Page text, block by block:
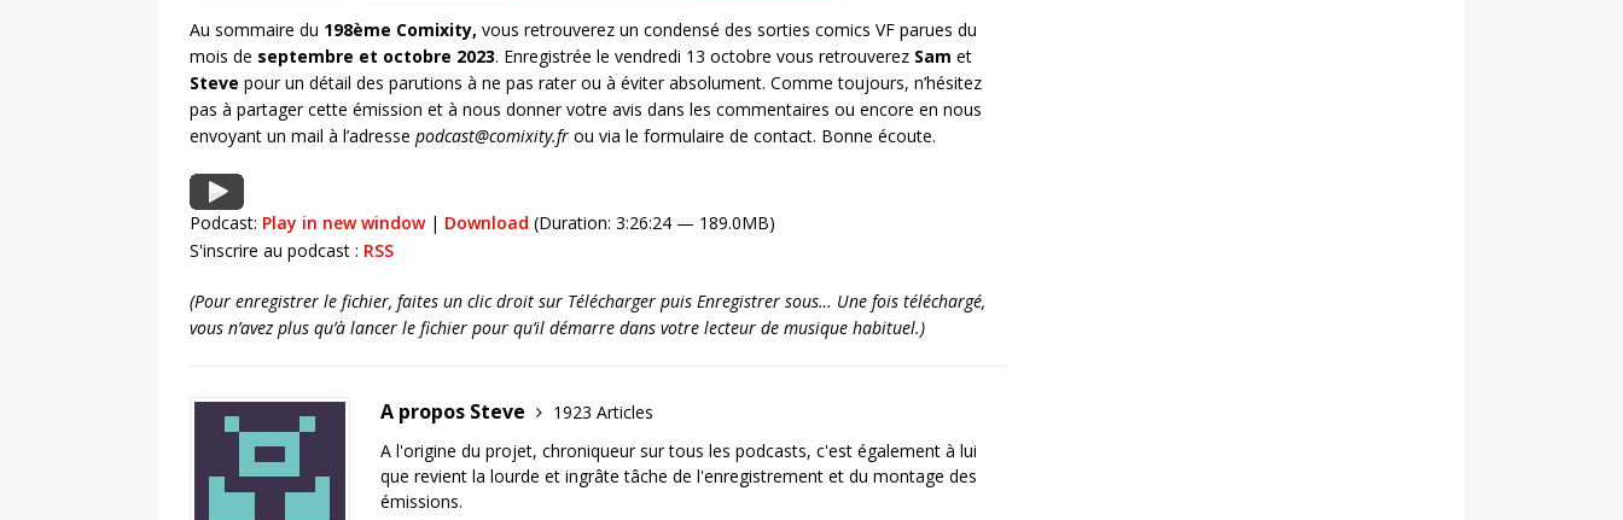
Au sommaire du 198ème Comixity, vous retrouverez un condensé des sorties comics VF parues du
mois de septembre et octobre 2023. Enregistrée le vendredi 13 octobre vous retrouverez Sam et
Steve pour un détail des parutions à ne pas rater ou à éviter absolument. Comme toujours, n’hésitez
pas à partager cette émission et à nous donner votre avis dans les commentaires ou encore en nous
envoyant un mail à l’adresse podcast@comixity.fr ou via le formulaire de contact. Bonne écoute.
Podcast: Play in new window| Download (Duration: 3:26:24 — 189.0MB)
S'inscrire au podcast : RSS
(Pour enregistrer le fichier, faites un clic droit sur Télécharger puis Enregistrer sous… Une fois téléchargé,
vous n’avez plus qu’à lancer le fichier pour qu’il démarre dans votre lecteur de musique habituel.)
A propos Steve
1923 Articles
A l'origine du projet, chroniqueur sur tous les podcasts, c'est également à lui
que revient la lourde et ingrâte tâche de l'enregistrement et du montage des
émissions.